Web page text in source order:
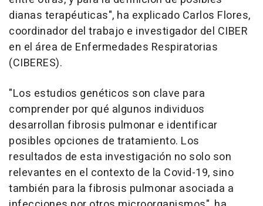
dianas terapéuticas", ha explicado Carlos Flores,
coordinador del trabajo e investigador del CIBER
en el área de Enfermedades Respiratorias
(CIBERES).
"Los estudios genéticos son clave para
comprender por qué algunos individuos
desarrollan fibrosis pulmonar e identificar
posibles opciones de tratamiento. Los
resultados de esta investigación no solo son
relevantes en el contexto de la Covid-19, sino
también para la fibrosis pulmonar asociada a